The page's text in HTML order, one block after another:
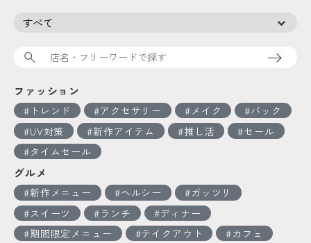
検索
ファッション
トレンド アクセサリー メイク
バック
UV対策
新作アイテム 推し活
セール
タイムセール
グルメ
新作メニュー ヘルシー
ガッツリ
スイーツ
ランチ
ディナー
期間限定メニュー
テイクアウト カフェ